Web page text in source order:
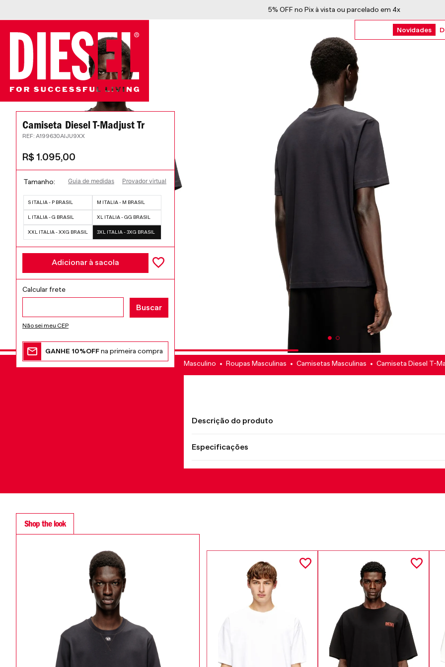
5% OFF no Pix à vista ou parcelado em 4x
Novidades
Camiseta Diesel T-Madjust Tr
: A199630AIJU9XX
R$ 1.095,00
Provador virtual
Guia de medidas
Tamanho
S ITALIA - P BRASIL M ITALIA - M BRASIL
L ITALIA - G BRASIL XL ITALIA - GG BRASIL
XXL ITALIA - XXG BRASIL 3XL ITALIA - 3XG BRASIL
Adicionar à sacola
Não sei meu CEP
GANHE 10%OFFna primeira compra
Masculino
Roupas Masculinas Camisetas Masculinas Camiseta Diesel T-
Descrição do produto
Especificações
Shop the look
SALE